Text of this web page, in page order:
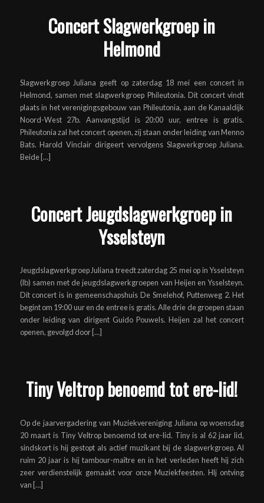
Concert Slagwerkgroep in
Helmond
Slagwerkgroep Juliana geeft op zaterdag 18 mei een concert in
Helmond, samen met slagwerkgroep Phileutonia. Dit concert vindt
plaats in het verenigingsgebouw van Phileutonia, aan de Kanaaldijk
Noord-West 27b. Aanvangstijd is 20:00 uur, entree is gratis.
Phileutonia zal het concert openen, zij staan onder leiding van Menno
Bats. Harold Vinclair dirigeert vervolgens Slagwerkgroep Juliana.
Beide […]
Concert Jeugdslagwerkgroep in
Ysselsteyn
Jeugdslagwerkgroep Juliana treedt zaterdag 25 mei op in Ysselsteyn
(lb) samen met de jeugdslagwerkgroepen van Heijen en Ysselsteyn.
Dit concert is in gemeenschapshuis De Smelehof, Puttenweg 2. Het
begint om 19:00 uur en de entree is gratis. Alle drie de groepen staan
onder leiding van dirigent Guido Pouwels. Heijen zal het concert
openen, gevolgd door […]
Tiny Veltrop benoemd tot ere-lid!
Op de jaarvergadering van Muziekvereniging Juliana op woensdag
20 maart is Tiny Veltrop benoemd tot ere-lid. Tiny is al 62 jaar lid,
sindskort is hij gestopt als actief muzikant bij de slagwerkgroep. Al
ruim 20 jaar is hij tambour-maître en in het verleden heeft hij zich
zeer verdienstelijk gemaakt voor onze Muziekfeesten. HIj ontving
van […]